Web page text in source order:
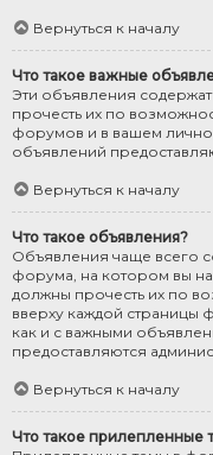
Вернуться к началу
Что такое важные
Эти объявления
прочесть их по
форумов и в вашем
объявлений
Вернуться к началу
Что такое объявления?
Объявления чаще всего
форума, на котором вы
должны прочесть их по
вверху каждой страницы
как и с важными
предоставляются
Вернуться к началу
Что такое прилепленные